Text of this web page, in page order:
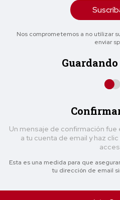
Nos comprometemos a no utilizar
enviar
Un mensaje de confirmación fue
a tu cuenta de email y haz
Esta es una medida para que
tu dirección de email